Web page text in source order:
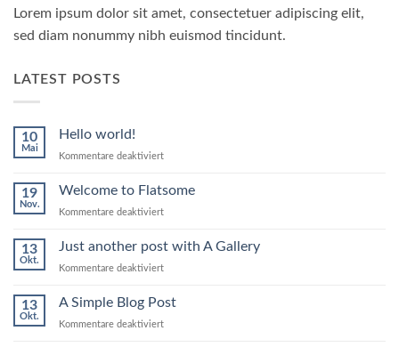
Lorem ipsum dolor sit amet, consectetuer adipiscing elit,
sed diam nonummy nibh euismod tincidunt.
LATEST POSTS
10
Mai
Hello world!
Kommentare deaktiviertfür
19
Nov.
Welcome to Flatsome
Kommentare deaktiviertfür
to
13
Okt.
Just another post with A Gallery
Kommentare deaktiviertfür
another
with
13
Okt.
A Simple Blog Post
Kommentare deaktiviertfür